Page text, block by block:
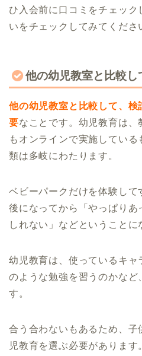
ひ入会前に口コミをチェック
いをチェックしてみてくださ
他の幼児教室と比較し
他の幼児教室と比較して、検
要なことです。幼児教育は、
もオンラインで実施してい
類は多岐にわたります。
ベビーパークだけを体験して
後になってから「やっぱりあ
しれない」などということに
幼児教育は、使っているキャ
のような勉強を習うのかなど
す。
合う合わないもあるため、子
児教育を選ぶ必要がありま